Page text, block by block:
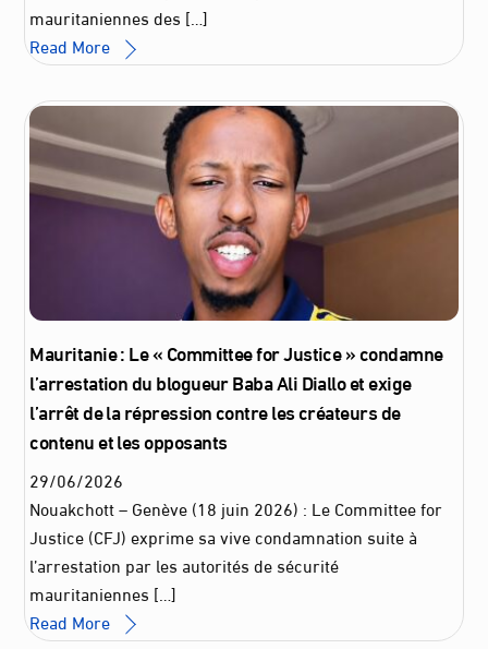
mauritaniennes des […]
Read More
Mauritanie : Le « Committee for Justice » condamne
l’arrestation du blogueur Baba Ali Diallo et exige
l’arrêt de la répression contre les créateurs de
contenu et les opposants
29/06/2026
Nouakchott – Genève (18 juin 2026) : Le Committee for
Justice (CFJ) exprime sa vive condamnation suite à
l’arrestation par les autorités de sécurité
mauritaniennes […]
Read More